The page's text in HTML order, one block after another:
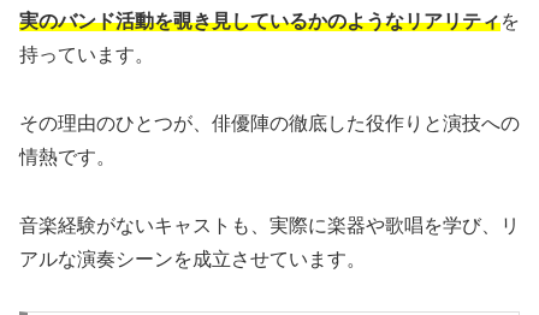
実のバンド活動を覗き見しているかのようなリアリティを
持っています。
その理由のひとつが、俳優陣の徹底した役作りと演技への
情熱です。
音楽経験がないキャストも、実際に楽器や歌唱を学び、リ
アルな演奏シーンを成立させています。